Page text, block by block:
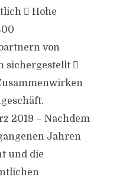
 Hohe
von
sichergestellt 
2019 – Nachdem
Jahren
und die